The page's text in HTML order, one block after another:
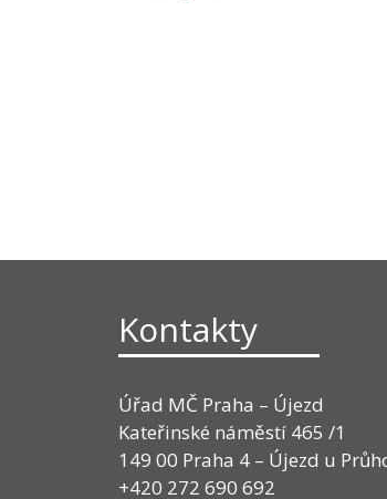
Kontakty
Úřad MČ Praha – Újezd
Kateřinské náměstí 465 /1
149 00 Praha 4 – Újezd u
+420 272 690 692